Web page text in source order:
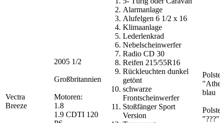
Vectra
Breeze
2005 1/2
Großbritannien
Motoren:
1.8
1.9 CDTI 120
Alarmanlage
Alufelgen 6 1/2 x 16
Klimaanlage
Lederlenkrad
Nebelscheinwerfer
Radio CD 30
Reifen 215/55R16
Rückleuchten dunkel
getönt
schwarze
Frontscheinwerfer
Stoßfänger Sport
Version
blau
"???"